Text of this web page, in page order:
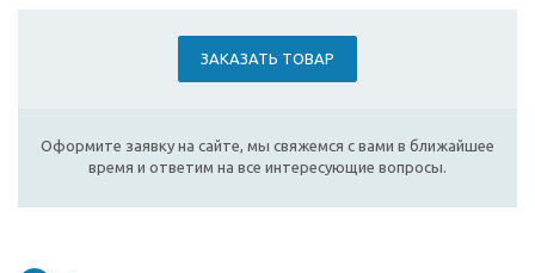
ЗАКАЗАТЬ ТОВАР
Оформите заявку на сайте, мы свяжемся с вами в ближайшее
время и ответим на все интересующие вопросы.